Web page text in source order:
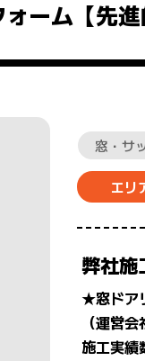
ーム【先進
窓・サ
エリ
弊社施
★窓ドア
（運営
施工実